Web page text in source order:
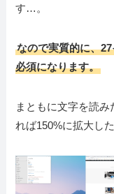
す…。
なので実質的に、
必須になります。
まともに文字を読み
れば150%に拡大し